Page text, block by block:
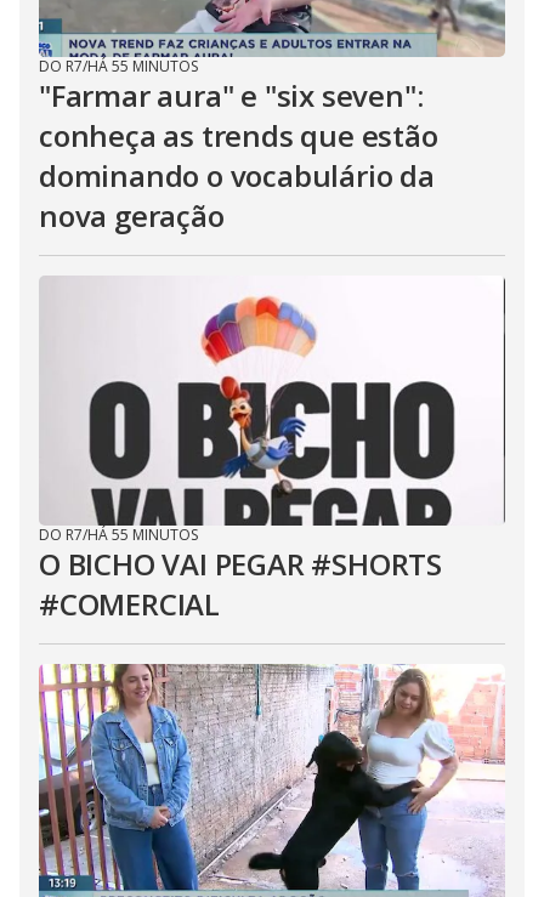
DO R7/HÁ 55 MINUTOS
"Farmar aura" e "six seven":
conheça as trends que estão
dominando o vocabulário da
nova geração
DO R7/HÁ 55 MINUTOS
O BICHO VAI PEGAR #SHORTS
#COMERCIAL